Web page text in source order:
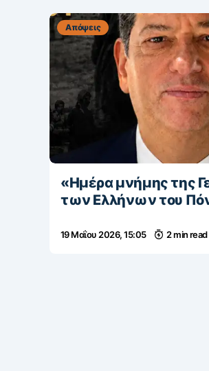
Απόψεις
«Ημέρα μνήμης της
των Ελλήνων του
19 Μαΐου 2026, 15:05 2 min read